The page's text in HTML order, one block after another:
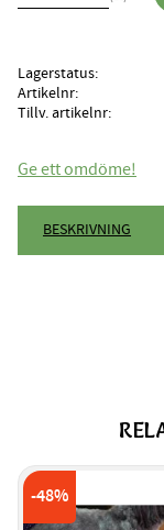
Lagerstatus
Artikelnr
Tillv. artikelnr
Ge ett omdöme!
BESKRIVNING
48%